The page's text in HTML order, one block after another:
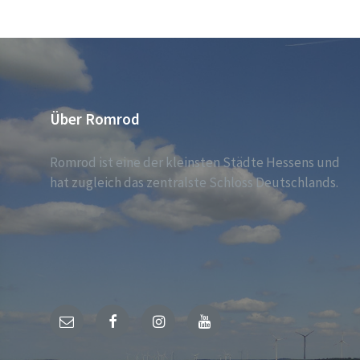
Über Romrod
Romrod ist eine der kleinsten Städte Hessens und
hat zugleich das zentralste Schloss Deutschlands.
E- FacebookInstagramYouTube